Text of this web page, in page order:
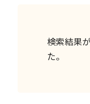
検索結果
た。